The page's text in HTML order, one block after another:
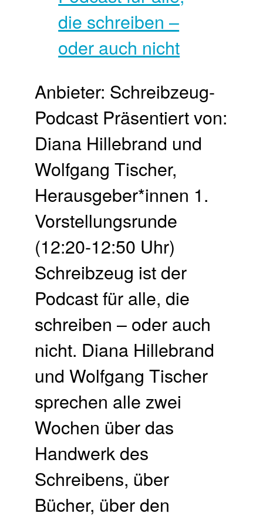
Anbieter: Schreibzeug-
Podcast Präsentiert von:
Diana Hillebrand und
Wolfgang Tischer,
Herausgeber*innen 1.
Vor­stellungs­runde
(12:20-12:50 Uhr)
Schreibzeug ist der
Podcast für alle, die
schreiben – oder auch
nicht. Diana Hillebrand
und Wolfgang Tischer
sprechen alle zwei
Wochen über das
Handwerk des
Schreibens, über
Bücher, über den